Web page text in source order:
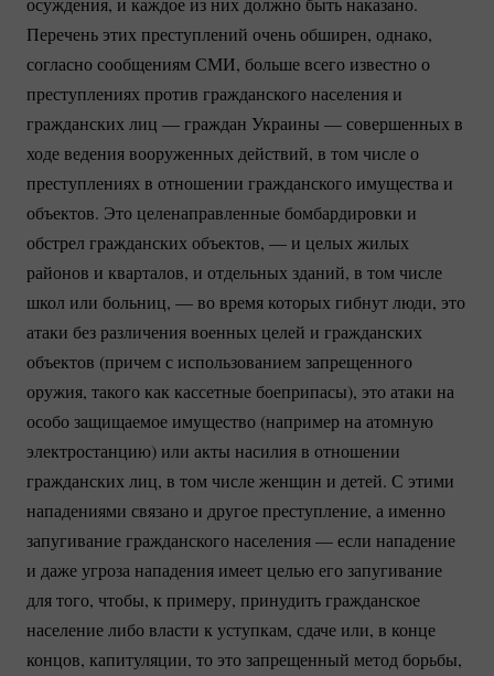
Перечень этих преступлений очень обширен, однако,
согласно сообщениям СМИ, больше всего известно о
преступлениях против гражданского населения и
гражданских лиц — граждан Украины — совершенных в
ходе ведения вооруженных действий, в том числе о
преступлениях в отношении гражданского имущества и
объектов. Это целенаправленные бомбардировки и
обстрел гражданских объектов, — и целых жилых
районов и кварталов, и отдельных зданий, в том числе
школ или больниц, — во время которых гибнут люди, это
атаки без различения военных целей и гражданских
объектов (причем с использованием запрещенного
оружия, такого как кассетные боеприпасы), это атаки на
особо защищаемое имущество (например на атомную
электростанцию) или акты насилия в отношении
гражданских лиц, в том числе женщин и детей. С этими
нападениями связано и другое преступление, а именно
запугивание гражданского населения — если нападение
и даже угроза нападения имеет целью его запугивание
для того, чтобы, к примеру, принудить гражданское
население либо власти к уступкам, сдаче или, в конце
концов, капитуляции, то это запрещенный метод борьбы,